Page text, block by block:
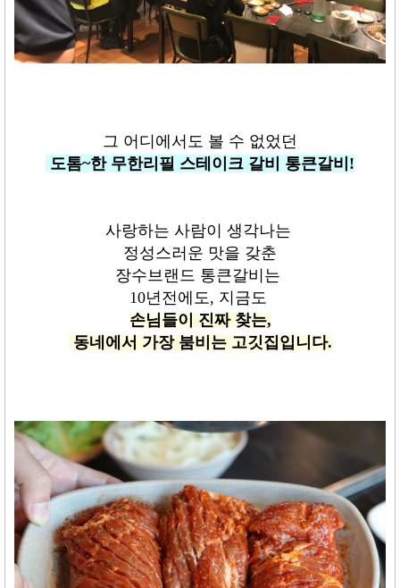
그 어디에서도 볼 수 없었던
도톰~한 무한리필 스테이크 갈비 통큰갈비 !
사랑하는 사람이 생각나는
정성스러운 맛을 갖춘
장수브랜드 통큰갈비는
10년전에도 , 지금도
손님들이 진짜 찾는,
동네에서 가장 붐비는 고깃집입니다.